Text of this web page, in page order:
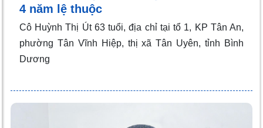
4 năm lệ thuộc
Cô Huỳnh Thị Út 63 tuổi, địa chỉ tại tổ 1, KP Tân An,
phường Tân Vĩnh Hiệp, thị xã Tân Uyên, tỉnh Bình
Dương